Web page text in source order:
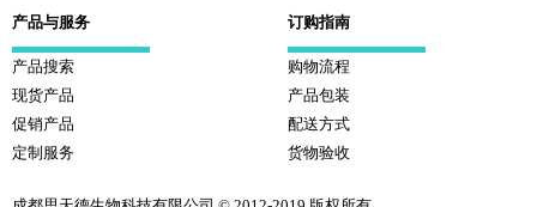
氘代兰索拉唑-D4 同位素标记物
产品与服务
产品搜索
现货产品
促销产品
定制服务
订购指南
购物流程
产品包装
配送方式
货物验收